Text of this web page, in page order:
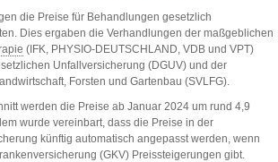
die Preise für Behandlungen gesetzlich
Dies ergaben die Verhandlungen der maßgeblichen
(IFK, PHYSIO-DEUTSCHLAND, VDB und VPT)
Unfallversicherung (DGUV) und der
Forsten und Gartenbau (SVLFG).
werden die Preise ab Januar 2024 um rund 4,9
wurde vereinbart, dass die Preise in der
künftig automatisch angepasst werden, wenn
(GKV) Preissteigerungen gibt.